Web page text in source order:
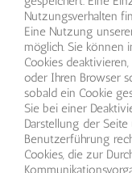
Nutzungsverhalten
Eine Nutzung
möglich. Sie können
Cookies
oder Ihren Browser
sobald ein Cookie
Sie bei einer
Darstellung der
Benutzerführung
Cookies, die zur